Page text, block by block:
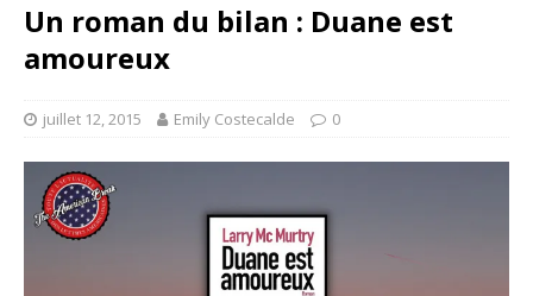
Un roman du bilan : Duane est
amoureux
juillet 12, 2015 Emily Costecalde 0